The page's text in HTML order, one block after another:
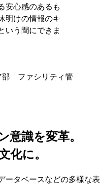
安心感のあるも
明けの情報のキ
いう間にできま
部 ファシリティ管
意識を変革。
化に。
ータベースなどの多様な表